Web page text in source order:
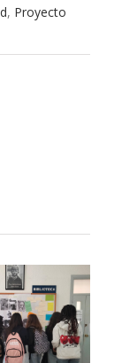
, Proyecto